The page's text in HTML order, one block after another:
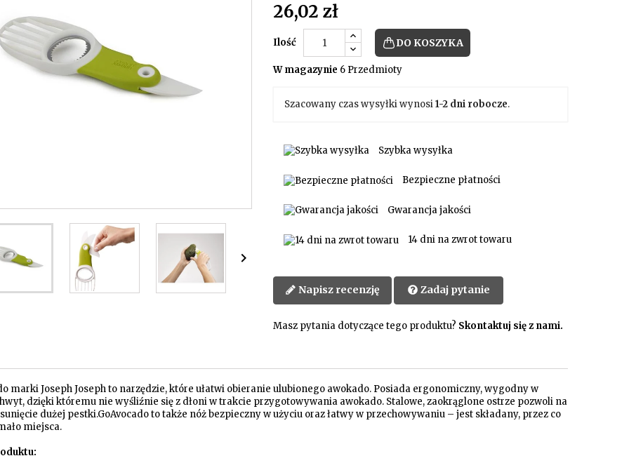

26,02 zł
Ilość DO KOSZYKA
W magazynie 6 Przedmioty
Szacowany czas wysyłki wynosi1-2 dni robocze.
Szybka wysyłka
Bezpieczne płatności
Gwarancja jakości
14 dni na zwrot towaru
Napisz recenzję Zadaj pytanie
Masz pytania dotyczące tego produktu? Skontaktuj się z nami.
marki Joseph Joseph to narzędzie, które ułatwi obieranie ulubionego awokado. Posiada ergonomiczny, wygodny w
dzięki któremu nie wyśliźnie się z dłoni w trakcie przygotowywania awokado. Stalowe, zaokrąglone ostrze pozwoli na
dużej pestki.GoAvocado to także nóż bezpieczny w użyciu oraz łatwy w przechowywaniu – jest składany, przez co
miejsca.